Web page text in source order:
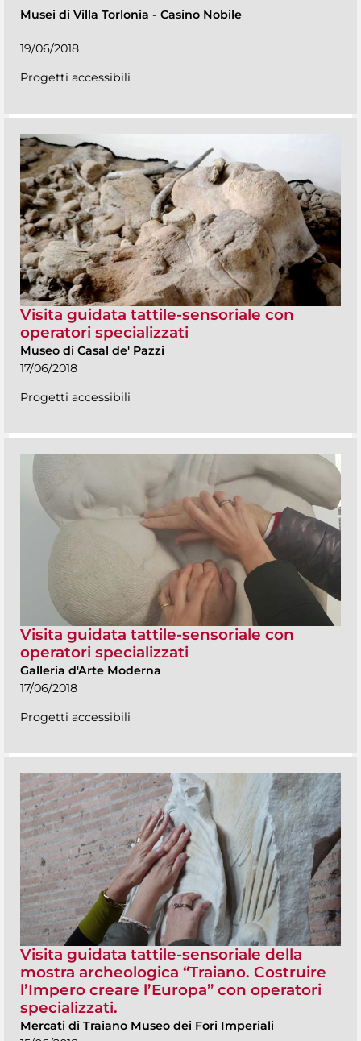
Musei di Villa Torlonia - Casino Nobile
19/06/2018
Progetti accessibili
Visita guidata tattile-sensoriale con
operatori specializzati
Museo di Casal de' Pazzi
17/06/2018
Progetti accessibili
Visita guidata tattile-sensoriale con
operatori specializzati
Galleria d'Arte Moderna
17/06/2018
Progetti accessibili
Visita guidata tattile-sensoriale della
mostra archeologica “Traiano. Costruire
l’Impero creare l’Europa” con operatori
specializzati.
Mercati di Traiano Museo dei Fori Imperiali